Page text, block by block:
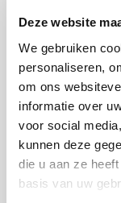
Deze website
We gebruiken
personaliseren,
om ons
informatie over
voor social
kunnen deze
die u aan ze
basis van uw
alswinst uit
(maar